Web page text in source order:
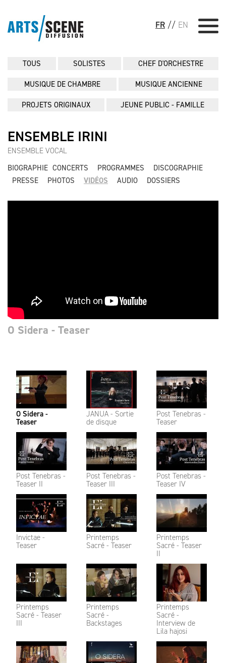
FR // EN
TOUS SOLISTES CHEF D'ORCHESTRE
MUSIQUE DE CHAMBRE MUSIQUE ANCIENNE
PROJETS ORIGINAUX JEUNE PUBLIC - FAMILLE
ENSEMBLE IRINI
ENSEMBLE VOCAL
BIOGRAPHIE CONCERTS PROGRAMMES
DISCOGRAPHIE
PRESSE
PHOTOS VIDÉOS AUDIO DOSSIERS
O Sidera -
Teaser
JANUA - Sortie
de disque
Post Tenebras -
Teaser
Post Tenebras -
Teaser II
Post Tenebras -
Teaser III
Post Tenebras -
Teaser IV
Invictae -
Teaser
Printemps
Sacré - Teaser
Printemps
Sacré - Teaser
II
Printemps
Sacré - Teaser
III
Printemps
Sacré -
Backstages
Printemps
Sacré -
Interview de
Lila hajosi
O Sidera - Teaser